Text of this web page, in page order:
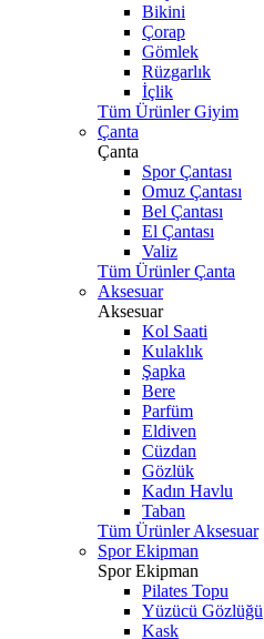
Bikini
Çorap
Gömlek
Rüzgarlık
İçlik
Tüm Ürünler Giyim
Çanta
Çanta
Spor Çantası
Omuz Çantası
Bel Çantası
El Çantası
Valiz
Tüm Ürünler Çanta
Aksesuar
Aksesuar
Kol Saati
Kulaklık
Şapka
Bere
Parfüm
Eldiven
Cüzdan
Gözlük
Kadın Havlu
Taban
Tüm Ürünler Aksesuar
Spor Ekipman
Spor Ekipman
Pilates Topu
Yüzücü Gözlüğü
Kask